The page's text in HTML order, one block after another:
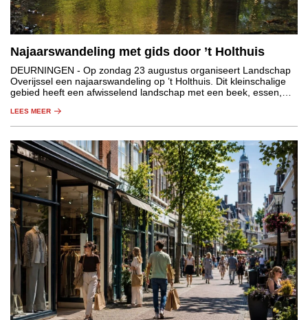
Najaarswandeling met gids door ’t Holthuis
DEURNINGEN - Op zondag 23 augustus organiseert Landschap
Overijssel een najaarswandeling op ’t Holthuis. Dit kleinschalige
gebied heeft een afwisselend landschap met een beek, essen,
LEES MEER